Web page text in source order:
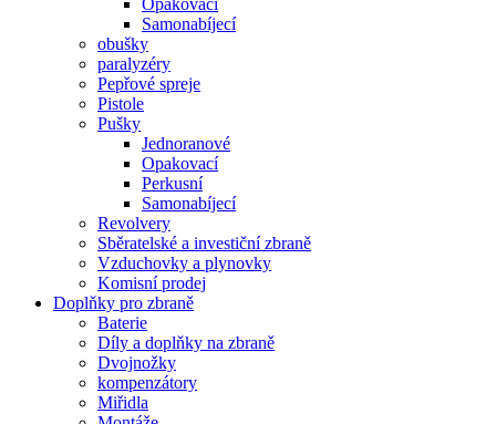
Samonabíjecí
obušky
paralyzéry
Pepřové spreje
Pistole
Pušky
Jednoranové
Opakovací
Perkusní
Samonabíjecí
Revolvery
Sběratelské a investiční zbraně
Vzduchovky a plynovky
Komisní prodej
Doplňky pro zbraně
Baterie
Díly a doplňky na zbraně
Dvojnožky
kompenzátory
Miřidla